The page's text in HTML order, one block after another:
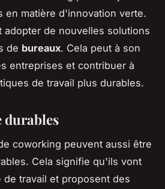
en matière d'innovation verte.
adopter de nouvelles solutions
de bureaux. Cela peut à son
entreprises et contribuer à
de travail plus durables.
durables
coworking peuvent aussi être
Cela signifie qu'ils vont
travail et proposent des